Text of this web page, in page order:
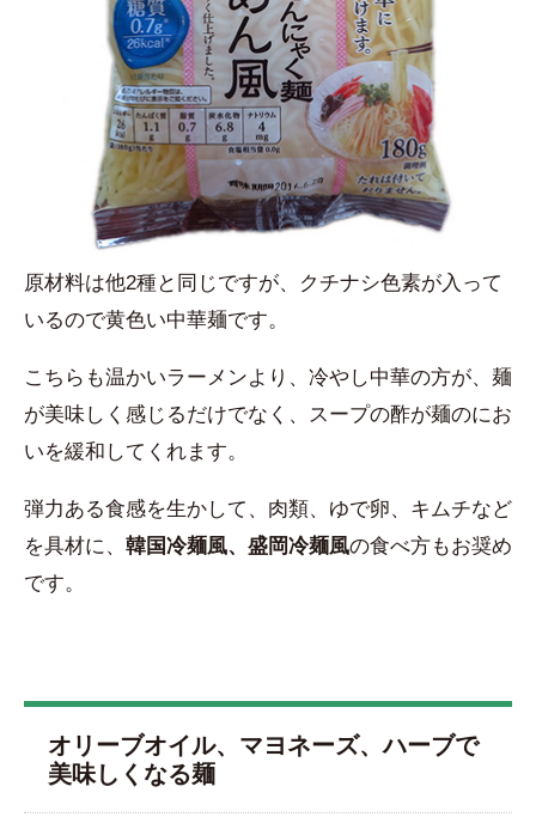
原材料は他2種と同じですが、クチナシ色素が入って
いるので黄色い中華麺です。
こちらも温かいラーメンより、冷やし中華の方が、麺
が美味しく感じるだけでなく、スープの酢が麺のにお
いを緩和してくれます。
弾力ある食感を生かして、肉類、ゆで卵、キムチなど
を具材に、 韓国冷麺風、盛岡冷麺風の食べ方もお奨め
です。
オリーブオイル、マヨネーズ、ハーブで
美味しくなる麺